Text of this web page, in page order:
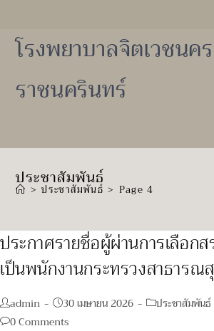
contentโรงพยาบาลจิตเวชนค
ราชนครินทร์
ประชาสัมพันธ์
> ประชาสัมพันธ์ > Page 4
ประกาศรายชื่อผู้ผ่านการเลือกส
เป็นพนักงานกระทรวงสาธารณ
Post
author:
admin
Post
published:
30 เมษายน 2026
Postประชาสัมพันธ์
Post0 Comments